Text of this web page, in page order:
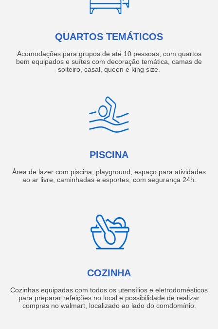
QUARTOS TEMÁTICOS
Acomodações para grupos de até 10 pessoas, com quartos
bem equipados e suítes com decoração temática, camas de
solteiro, casal, queen e king size.
PISCINA
Área de lazer com piscina, playground, espaço para atividades
ao ar livre, caminhadas e esportes, com segurança 24h.
COZINHA
Cozinhas equipadas com todos os utensílios e eletrodomésticos
para preparar refeições no local e possibilidade de realizar
compras no walmart, localizado ao lado do comdomínio.